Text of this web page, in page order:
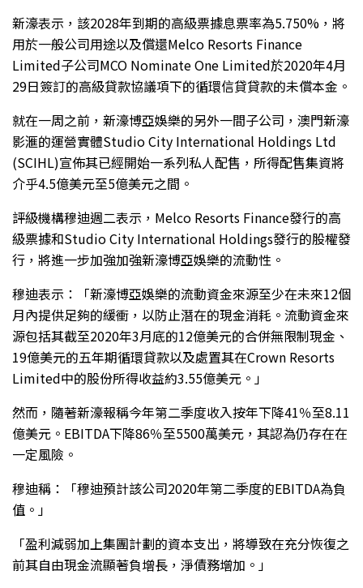
新濠表示，該2028年到期的高級票據息票率為5.750%，將
用於一般公司用途以及償還Melco Resorts Finance
Limited子公司MCO Nominate One Limited於2020年4月
29日簽訂的高級貸款協議項下的循環信貸貸款的未償本金。
就在一周之前，新濠博亞娛樂的另外一間子公司，澳門新濠
影滙的運營實體Studio City International Holdings Ltd
(SCIHL)宣佈其已經開始一系列私人配售，所得配售集資將
介乎4.5億美元至5億美元之間。
評級機構穆迪週二表示，Melco Resorts Finance發行的高
級票據和Studio City International Holdings發行的股權發
行，將進一步加強加強新濠博亞娛樂的流動性。
穆迪表示：「新濠博亞娛樂的流動資金來源至少在未來12個
月內提供足夠的緩衝，以防止潛在的現金消耗。流動資金來
源包括其截至2020年3月底的12億美元的合併無限制現金、
19億美元的五年期循環貸款以及處置其在Crown Resorts
Limited中的股份所得收益約3.55億美元。」
然而，隨著新濠報稱今年第二季度收入按年下降41％至8.11
億美元。EBITDA下降86％至5500萬美元，其認為仍存在在
一定風險。
穆迪稱：「穆迪預計該公司2020年第二季度的EBITDA為負
值。」
「盈利減弱加上集團計劃的資本支出，將導致在充分恢復之
前其自由現金流顯著負增長，淨債務增加。」